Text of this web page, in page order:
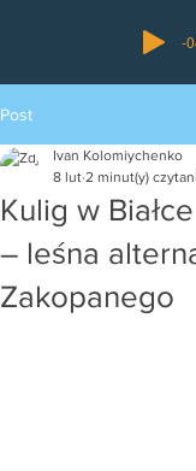
-
Post
Kulig w
– leśna
Zakopanego
Ivan Kolomiychenko
8 lut 2 minut(y)